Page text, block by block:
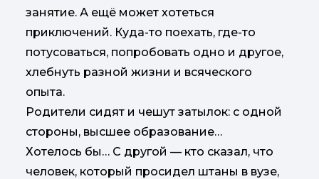
занятие. А ещё может хотеться
приключений. Куда-то поехать, где-то
потусоваться, попробовать одно и другое,
хлебнуть разной жизни и всяческого
опыта.
Родители сидят и чешут затылок: с одной
стороны, высшее образование…
Хотелось бы… С другой — кто сказал, что
человек, который просидел штаны в вузе,